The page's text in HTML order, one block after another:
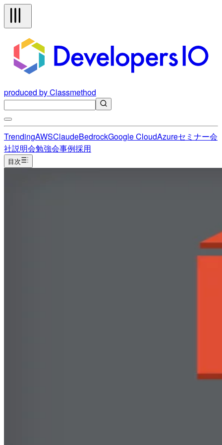
produced by Classmethod
TrendingAWSClaudeBedrockGoogle CloudAzureセミナー会
社説明会勉強会事例採用
目次